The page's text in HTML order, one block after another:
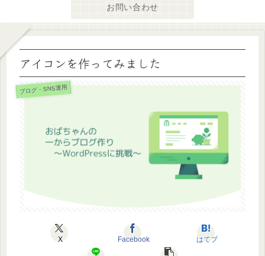
お問い合わせ
アイコンを作ってみました
ブログ・SNS運用
X Facebook はてブ